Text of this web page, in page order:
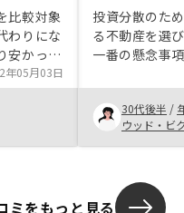
比較対象
わりにな
安かった
光を２基
いたい人
いと太
光を買
にな
んとかし
年05月03日
投資分散のた
る不動産を選
一番の懸念事
考え、サポー
RENOSYシス
しやすさは魅
30代後半 /
ウッド・ビ
ミをもっと見る